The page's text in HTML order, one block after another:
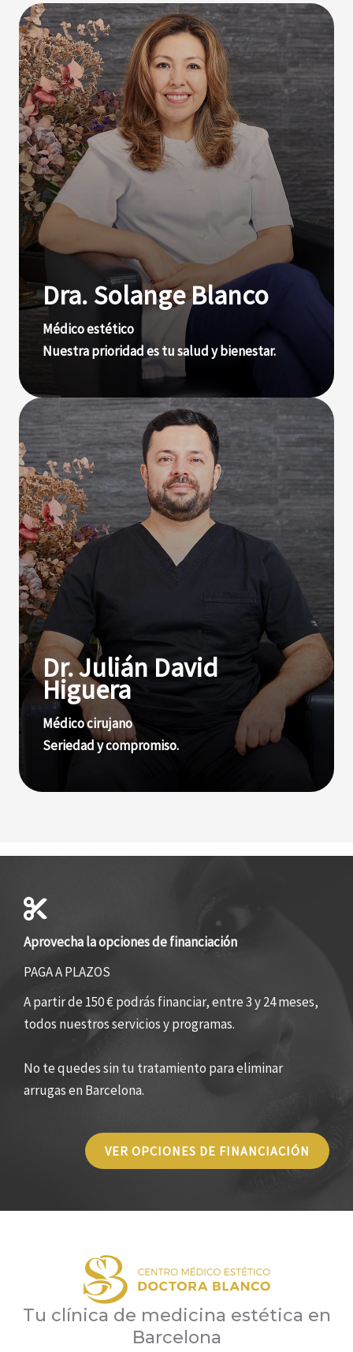
Dra. Solange Blanco
Médico estético
Nuestra prioridad es tu salud y bienestar.
Dr. Julián David
Higuera
Médico cirujano
Seriedad y compromiso.
Aprovecha la opciones de financiación
PAGA A PLAZOS
A partir de 150 € podrás financiar, entre 3 y 24 meses,
todos nuestros servicios y programas.
No te quedes sin tu tratamiento para eliminar
arrugas en Barcelona.
VER OPCIONES DE FINANCIACIÓN
Tu clínica de medicina estética en
Barcelona